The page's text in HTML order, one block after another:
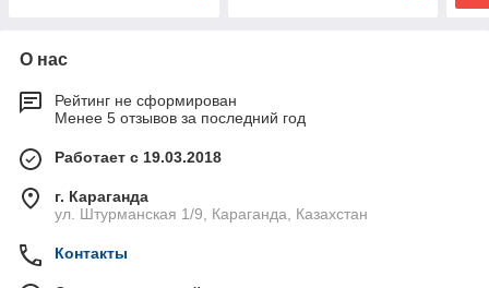
О нас
Рейтинг не сформирован
Менее 5 отзывов за последний год
Работает с 19.03.2018
г. Караганда
ул. Штурманская 1/9, Караганда, Казахстан
Контакты